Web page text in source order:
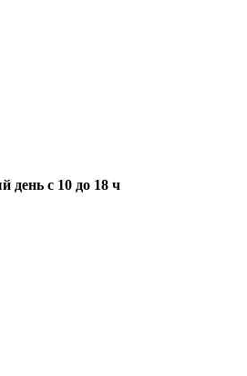
день с 10 до 18 ч